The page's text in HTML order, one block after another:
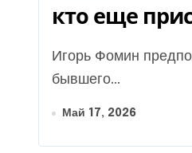
кто еще
Игорь Фомин предположил, что необходимая сумма в 140 млн грн для внесения залога за
бывшего...
Май 17, 2026